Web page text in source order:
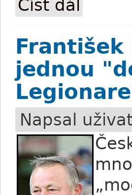
Číst dál
František
jednou
Napsal